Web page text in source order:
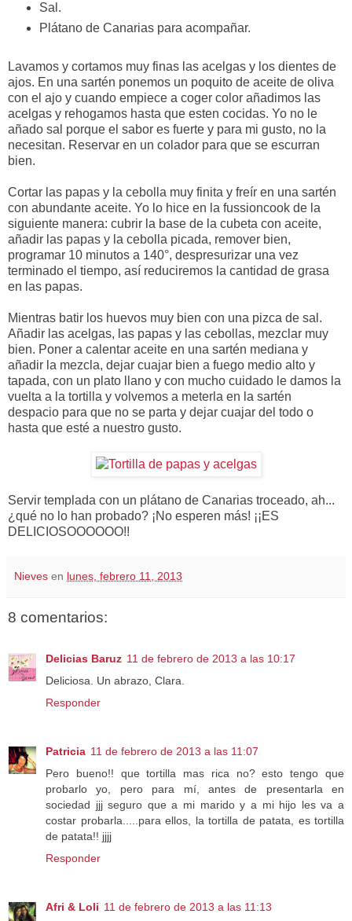
Sal.
Plátano de Canarias para acompañar.
Lavamos y cortamos muy finas las acelgas y los dientes de
ajos. En una sartén ponemos un poquito de aceite de oliva
con el ajo y cuando empiece a coger color añadimos las
acelgas y rehogamos hasta que esten cocidas. Yo no le
añado sal porque el sabor es fuerte y para mi gusto, no la
necesitan. Reservar en un colador para que se escurran
bien.
Cortar las papas y la cebolla muy finita y freír en una sartén
con abundante aceite. Yo lo hice en la fussioncook de la
siguiente manera: cubrir la base de la cubeta con aceite,
añadir las papas y la cebolla picada, remover bien,
programar 10 minutos a 140°, despresurizar una vez
terminado el tiempo, así reduciremos la cantidad de grasa
en las papas.
Mientras batir los huevos muy bien con una pizca de sal.
Añadir las acelgas, las papas y las cebollas, mezclar muy
bien. Poner a calentar aceite en una sartén mediana y
añadir la mezcla, dejar cuajar bien a fuego medio alto y
tapada, con un plato llano y con mucho cuidado le damos la
vuelta a la tortilla y volvemos a meterla en la sartén
despacio para que no se parta y dejar cuajar del todo o
hasta que esté a nuestro gusto.
Servir templada con un plátano de Canarias troceado, ah...
¿qué no lo han probado? ¡No esperen más! ¡¡ES
DELICIOSOOOOOO!!
Nieves en lunes, febrero 11, 2013
8 comentarios:
Delicias Baruz 11 de febrero de 2013 a las 10:17
Deliciosa. Un abrazo, Clara.
Responder
Patricia 11 de febrero de 2013 a las 11:07
Pero bueno!! que tortilla mas rica no? esto tengo que
probarlo yo, pero para mí, antes de presentarla en
sociedad jjj seguro que a mi marido y a mi hijo les va a
costar probarla.....para ellos, la tortilla de patata, es tortilla
de patata!! jjjj
Responder
Afri & Loli 11 de febrero de 2013 a las 11:13